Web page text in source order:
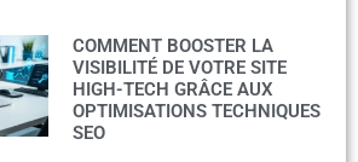
COMMENT BOOSTER LA
VISIBILITÉ DE VOTRE SITE
HIGH-TECH GRÂCE AUX
OPTIMISATIONS TECHNIQUES
SEO